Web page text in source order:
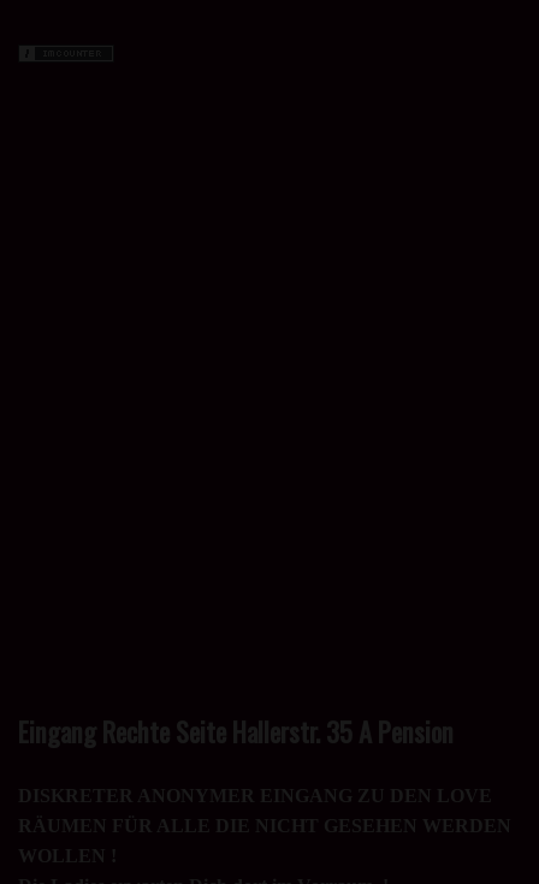
Eingang Rechte Seite Hallerstr. 35 A Pension
DISKRETER ANONYMER EINGANG ZU DEN LOVE
RÄUMEN FÜR ALLE DIE NICHT GESEHEN WERDEN
WOLLEN !